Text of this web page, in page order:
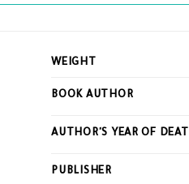
WEIGHT
BOOK AUTHOR
AUTHOR'S YEAR OF
PUBLISHER